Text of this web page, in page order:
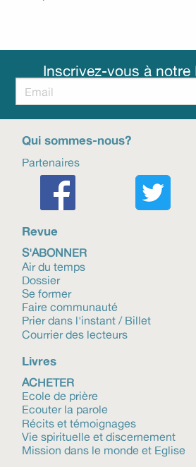
Inscrivez-vous à notre
Qui sommes-nous?
Partenaires
Revue
S'ABONNER
Air du temps
Dossier
Se former
Faire communauté
Prier dans l'instant / Billet
Courrier des lecteurs
Livres
ACHETER
Ecole de prière
Ecouter la parole
Récits et témoignages
Vie spirituelle et discernement
Mission dans le monde et Eglise